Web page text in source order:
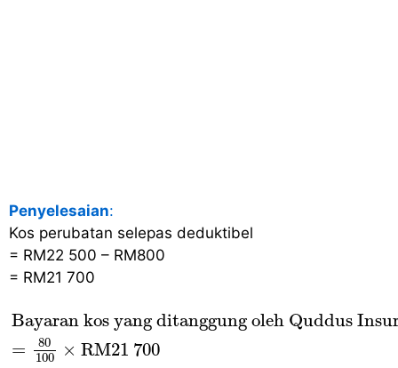
Penyelesaian:
Kos perubatan selepas deduktibel
= RM22 500 – RM800
= RM21 700
Bayaran kos yang ditanggung oleh Quddus
=
80
100
× RM21 700
Bayaran kos yang ditanggung oleh Quddus